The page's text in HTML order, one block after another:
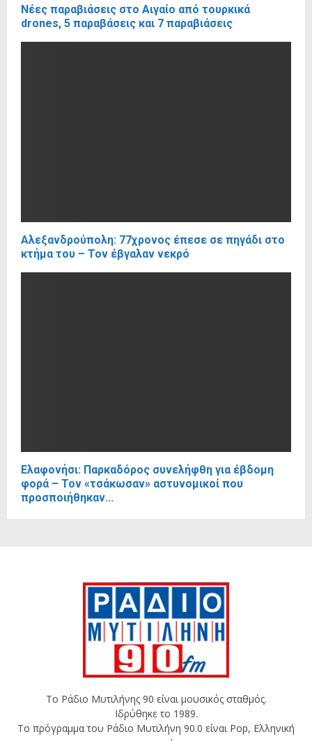
Νέες παραβιάσεις στο Αιγαίο από τουρκικά
drones, 5 παραβάσεις και 7 παραβιάσεις
Αλεξανδρούπολη: 77χρονος έπεσε σε πηγάδι στο
κτήμα του – Τον έβγαλαν νεκρό
Ελαφονήσι: Παρκαδόρος συνελήφθη για έβδομη
φορά – Τον «τσάκωσαν» αστυνομικοί που
προσποιήθηκαν...
Το Ράδιο Μυτιλήνης 90 είναι μουσικός σταθμός.
Ιδρύθηκε το 1989.
Το πρόγραμμα του Ράδιο Μυτιλήνη 90.0 είναι Pop, Ελληνική